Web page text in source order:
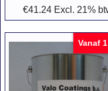
€41.24 Excl. 21%
Vanaf